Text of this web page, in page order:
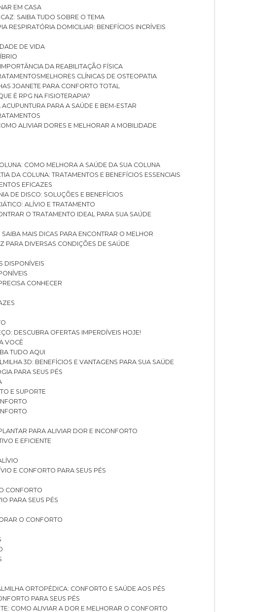
EM CASA
SAIBA TUDO SOBRE O TEMA
RESPIRATÓRIA DOMICILIAR: BENEFÍCIOS INCRÍVEIS
DE VIDA
DA REABILITAÇÃO FÍSICA
MELHORES CLÍNICAS DE OSTEOPATIA
JOANETE PARA CONFORTO TOTAL
QUE É RPG NA FISIOTERAPIA?
ACUPUNTURA PARA A SAÚDE E BEM-ESTAR
ALIVIAR DORES E MELHORAR A MOBILIDADE
COMO MELHORA A SAÚDE DA SUA COLUNA
DA COLUNA: TRATAMENTOS E BENEFÍCIOS ESSENCIAIS
EFICAZES
DE DISCO: SOLUÇÕES E BENEFÍCIOS
ALÍVIO E TRATAMENTO
O TRATAMENTO IDEAL PARA SUA SAÚDE
SAIBA MAIS DICAS PARA ENCONTRAR O MELHOR
PARA DIVERSAS CONDIÇÕES DE SAÚDE
DISPONÍVEIS
CONHECER
DESCUBRA OFERTAS IMPERDÍVEIS HOJE!
VOCÊ
TUDO AQUI
3D: BENEFÍCIOS E VANTAGENS PARA SUA SAÚDE
PARA SEUS PÉS
E SUPORTE
PARA ALIVIAR DOR E INCONFORTO
E EFICIENTE
E CONFORTO PARA SEUS PÉS
CONFORTO
PARA SEUS PÉS
O CONFORTO
ORTOPÉDICA: CONFORTO E SAÚDE AOS PÉS
PARA SEUS PÉS
COMO ALIVIAR A DOR E MELHORAR O CONFORTO